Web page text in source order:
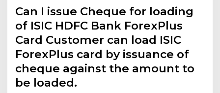
Can I issue Cheque for loading
of ISIC HDFC Bank ForexPlus
Card Customer can load ISIC
ForexPlus card by issuance of
cheque against the amount to
be loaded.